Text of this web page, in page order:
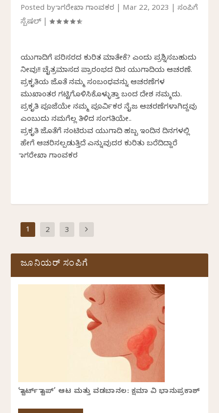
Posted byನಾಗರೇಖಾ ಗಾಂವಕರ Mar 22, 2023 |ಸಂಪಿಗೆ
ಸ್ಪೆಷಲ್|
ಯುಗಾದಿಗೆ ಪರಿಸರದ ಕುರಿತ ಮಾತೇಕೆ? ಎಂದು ಪ್ರಶ್ನಿಸಬಹುದು
ನೀವು!! ಚೈತ್ರಮಾಸದ ಪ್ರಾರಂಭದ ದಿನ ಯುಗಾದಿಯ ಆಚರಣೆ.
ಪ್ರಕೃತಿಯ ಜೊತೆ ನಮ್ಮ ಸಂಬಂಧವನ್ನು ಆಚರಣೆಗಳ
ಮುಖಾಂತರ ಗಟ್ಟಿಗೊಳಿಸಿಕೊಳ್ಳುತ್ತಾ ಬಂದ ದೇಶ ನಮ್ಮದು.
ಪ್ರಕೃತಿ ಪೂಜೆಯೇ ನಮ್ಮ ಪೂರ್ವಿಕರ ನೈಜ ಆಚರಣೆಗಳಾಗಿದ್ದವು
ಎಂಬುದು ನಮಗೆಲ್ಲ ತಿಳಿದ ಸಂಗತಿಯೇ..
ಪ್ರಕೃತಿ ಜೊತೆಗೆ ನಂಟಿರುವ ಯುಗಾದಿ ಹಬ್ಬ ಇಂದಿನ ದಿನಗಳಲ್ಲಿ
ಹೇಗೆ ಆಚರಿಸಲ್ಪಡುತ್ತಿದೆ ಎನ್ನುವುದರ ಕುರಿತು ಬರೆದಿದ್ದಾರೆ
ನಾಗರೇಖಾ ಗಾಂವಕರ
1 2 3
ಜೂನಿಯರ್ ಸಂಪಿಗೆ
‘ಸ್ಟಾರ್ಟ್ ಸ್ಟಾಪ್’ ಆಟ ಮತ್ತು ವಡಬಾನಲ: ಕ್ಷಮಾ ವಿ ಭಾನುಪ್ರಕಾಶ್